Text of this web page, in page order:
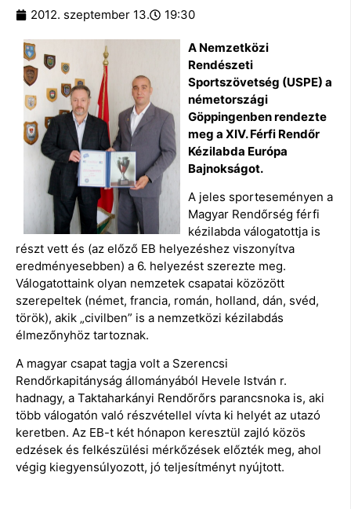
2012. szeptember 13. 19:30
A Nemzetközi
Rendészeti
Sportszövetség (USPE) a
németországi
Göppingenben rendezte
meg a XIV. Férfi Rendőr
Kézilabda Európa
Bajnokságot.
A jeles sporteseményen a
Magyar Rendőrség férfi
kézilabda válogatottja is
részt vett és (az előző EB helyezéshez viszonyítva
eredményesebben) a 6. helyezést szerezte meg.
Válogatottaink olyan nemzetek csapatai közözött
szerepeltek (német, francia, román, holland, dán, svéd,
török), akik „civilben” is a nemzetközi kézilabdás
élmezőnyhöz tartoznak.
A magyar csapat tagja volt a Szerencsi
Rendőrkapitányság állományából Hevele István r.
hadnagy, a Taktaharkányi Rendőrőrs parancsnoka is, aki
több válogatón való részvétellel vívta ki helyét az utazó
keretben. Az EB-t két hónapon keresztül zajló közös
edzések és felkészülési mérkőzések előzték meg, ahol
végig kiegyensúlyozott, jó teljesítményt nyújtott.